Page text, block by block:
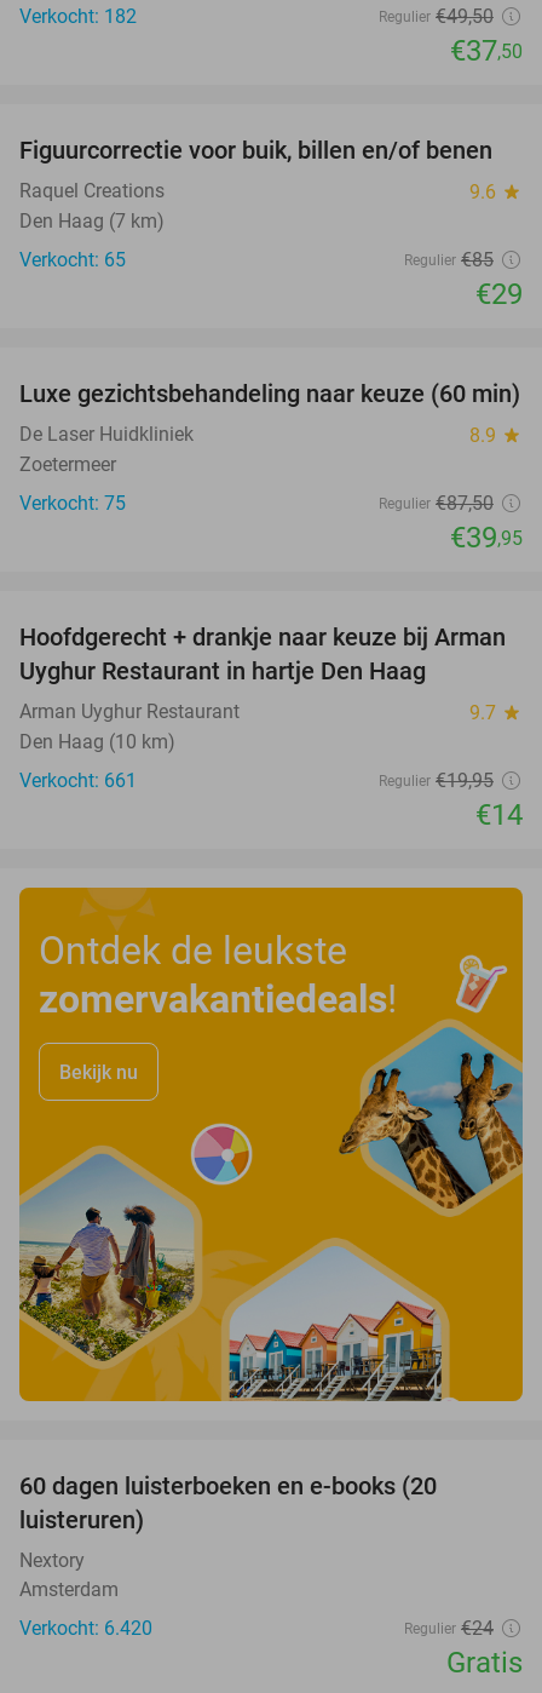
Verkocht: 182
Regulier €49,50
€37,50
66%
Figuurcorrectie voor buik, billen en/of benen
Raquel Creations 9.6 star
Den Haag (7 km)
Verkocht: 65
Regulier €85
€29
54%
Luxe gezichtsbehandeling naar keuze (60 min)
De Laser Huidkliniek 8.9 star
Zoetermeer
Verkocht: 75
Regulier €87,50
€39,95
30%
Hoofdgerecht + drankje naar keuze bij Arman
Uyghur Restaurant in hartje Den Haag
Arman Uyghur Restaurant 9.7 star
Den Haag (10 km)
Verkocht: 661
Regulier €19,95
€14
Ontdek de leukste
zomervakantiedeals!
Bekijk nu
60 dagen luisterboeken en e-books (20
luisteruren)
Nextory
Amsterdam
Verkocht: 6.420
Regulier €24
Gratis